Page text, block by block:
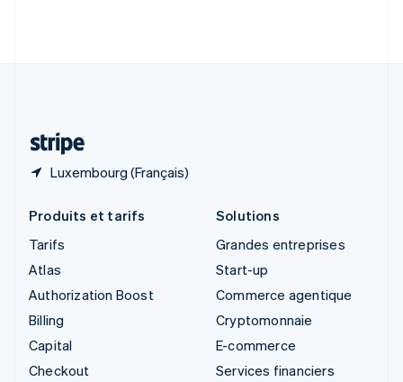
Luxembourg (Français)
Produits et tarifs
Tarifs
Atlas
Authorization Boost
Billing
Capital
Checkout
Solutions
Grandes entreprises
Start-up
Commerce agentique
Cryptomonnaie
E-commerce
Services financiers